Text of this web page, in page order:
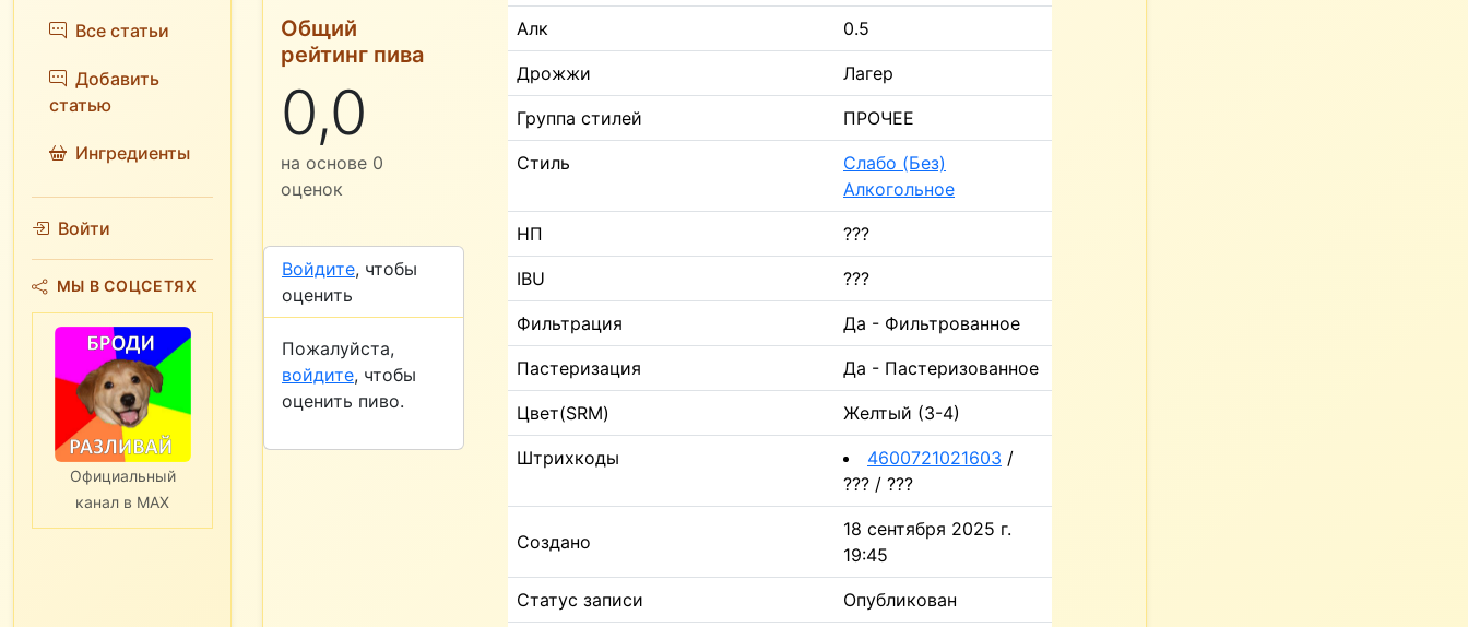
Все статьи
Добавить
статью
Ингредиенты
Войти
МЫ В СОЦСЕТЯХ
Официальный
канал в MAX
Общий
рейтинг пива
0,0
на основе 0
оценок
Войдите, чтобы
оценить
Пожалуйста,
войдите, чтобы
оценить пиво.
Алк 0.5
Дрожжи Лагер
Группа стилей ПРОЧЕЕ
Стиль
Слабо (Без)
Алкогольное
НП ???
IBU ???
Фильтрация Да - Фильтрованное
Пастеризация Да - Пастеризованное
Цвет(SRM) Желтый (3-4)
Штрихкоды 4600721021603 /
??? / ???
Создано
18 сентября 2025 г.
19:45
Статус записи Опубликован